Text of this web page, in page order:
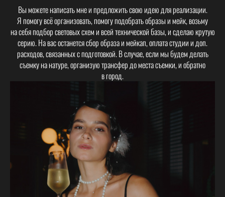
Вы можете написать мне и предложить свою идею для реализации.
Я помогу всё организовать, помогу подобрать образы и мейк, возьму
на себя подбор световых схем и всей технической базы, и сделаю крутую
серию. На вас останется сбор образа и мейкап, оплата студии и доп.
расходов, связанных с подготовкой. В случае, если мы будем делать
съемку на натуре, организую трансфер до места съемки, и обратно
в город.